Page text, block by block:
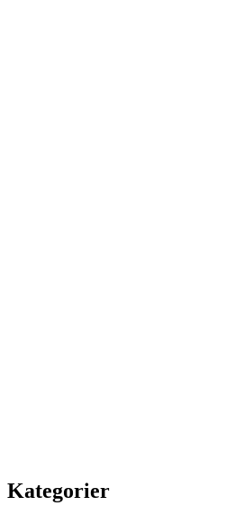
Kategorier